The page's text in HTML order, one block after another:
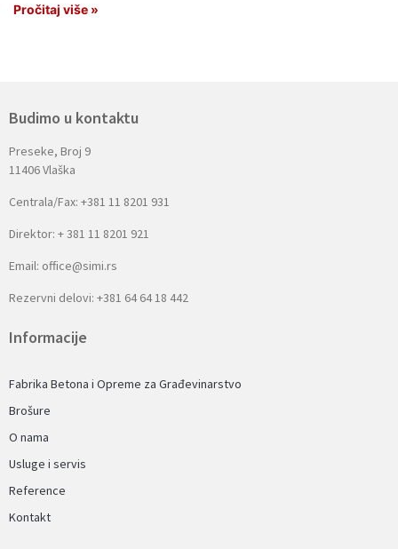
Pročitaj više »
Budimo u kontaktu
Preseke, Broj 9
11406 Vlaška
Centrala/Fax: +381 11 8201 931
Direktor: + 381 11 8201 921
Email: office@simi.rs
Rezervni delovi: +381 64 64 18 442
Informacije
Fabrika Betona i Opreme za Građevinarstvo
Brošure
O nama
Usluge i servis
Reference
Kontakt